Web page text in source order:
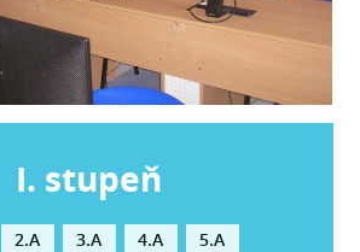
I. stupeň
2.A
3.A
4.A
5.A